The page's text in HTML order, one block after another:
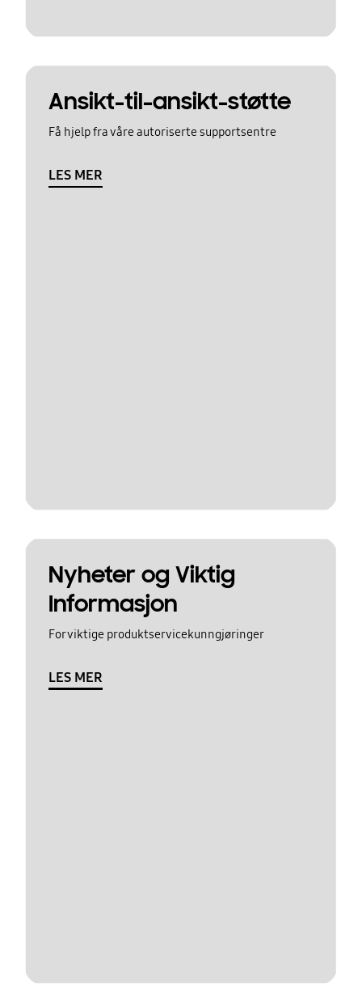
Ansikt-til-ansikt-støtte
Få hjelp fra våre autoriserte supportsentre
LES MER
Nyheter og Viktig
Informasjon
For viktige produktservicekunngjøringer
LES MER